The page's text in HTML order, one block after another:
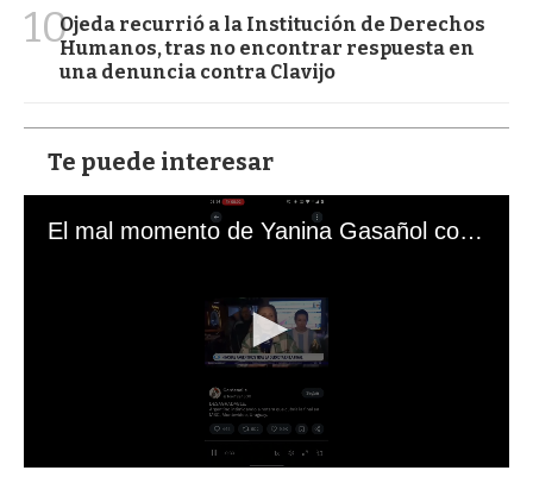
10Ojeda recurrió a la Institución de Derechos
Humanos, tras no encontrar respuesta en
una denuncia contra Clavijo
Te puede interesar
El mal momento de Yanina Gasañol con un hincha argentino en "Subrayado"